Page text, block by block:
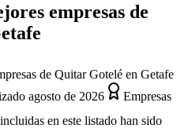
empresas de
de Quitar Gotelé en Getafe
agosto de 2026
Empresas
en este listado han sido